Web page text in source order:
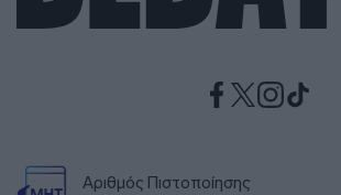
Αριθμός Πιστοποίησης